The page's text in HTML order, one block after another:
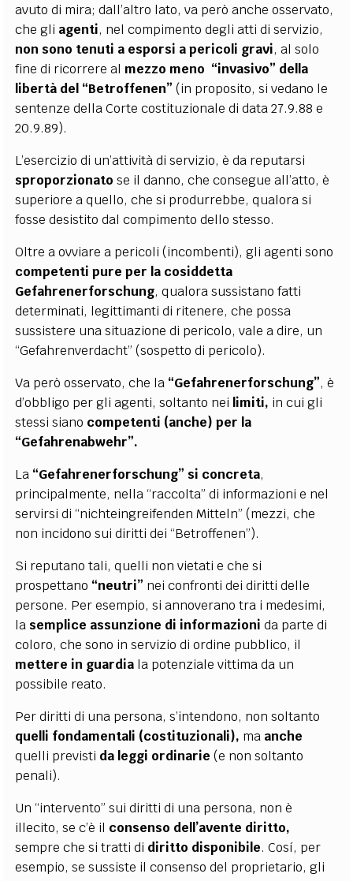
avuto di mira; dall’altro lato, va però anche osservato,
che gli agenti, nel compimento degli atti di servizio,
non sono tenuti a esporsi a pericoli gravi, al solo
fine di ricorrere al mezzo meno “invasivo” della
libertà del “Betroffenen” (in proposito, si vedano le
sentenze della Corte costituzionale di data 27.9.88 e
20.9.89).
L’esercizio di un’attività di servizio, è da reputarsi
sproporzionato se il danno, che consegue all’atto, è
superiore a quello, che si produrrebbe, qualora si
fosse desistito dal compimento dello stesso.
Oltre a ovviare a pericoli (incombenti), gli agenti sono
competenti pure per la cosiddetta
Gefahrenerforschung, qualora sussistano fatti
determinati, legittimanti di ritenere, che possa
sussistere una situazione di pericolo, vale a dire, un
“Gefahrenverdacht” (sospetto di pericolo).
Va però osservato, che la “Gefahrenerforschung”, è
d’obbligo per gli agenti, soltanto nei limiti, in cui gli
stessi siano competenti (anche) per la
“Gefahrenabwehr”.
La “Gefahrenerforschung” si concreta,
principalmente, nella “raccolta” di informazioni e nel
servirsi di “nichteingreifenden Mitteln” (mezzi, che
non incidono sui diritti dei “Betroffenen”).
Si reputano tali, quelli non vietati e che si
prospettano “neutri” nei confronti dei diritti delle
persone. Per esempio, si annoverano tra i medesimi,
la semplice assunzione di informazionida parte di
coloro, che sono in servizio di ordine pubblico, il
mettere in guardia la potenziale vittima da un
possibile reato.
Per diritti di una persona, s’intendono, non soltanto
quelli fondamentali (costituzionali), ma anche
quelli previsti da leggi ordinarie (e non soltanto
penali).
Un “intervento” sui diritti di una persona, non è
illecito, se c’è il consenso dell’avente diritto,
sempre che si tratti di diritto disponibile. Cosí, per
esempio, se sussiste il consenso del proprietario, gli